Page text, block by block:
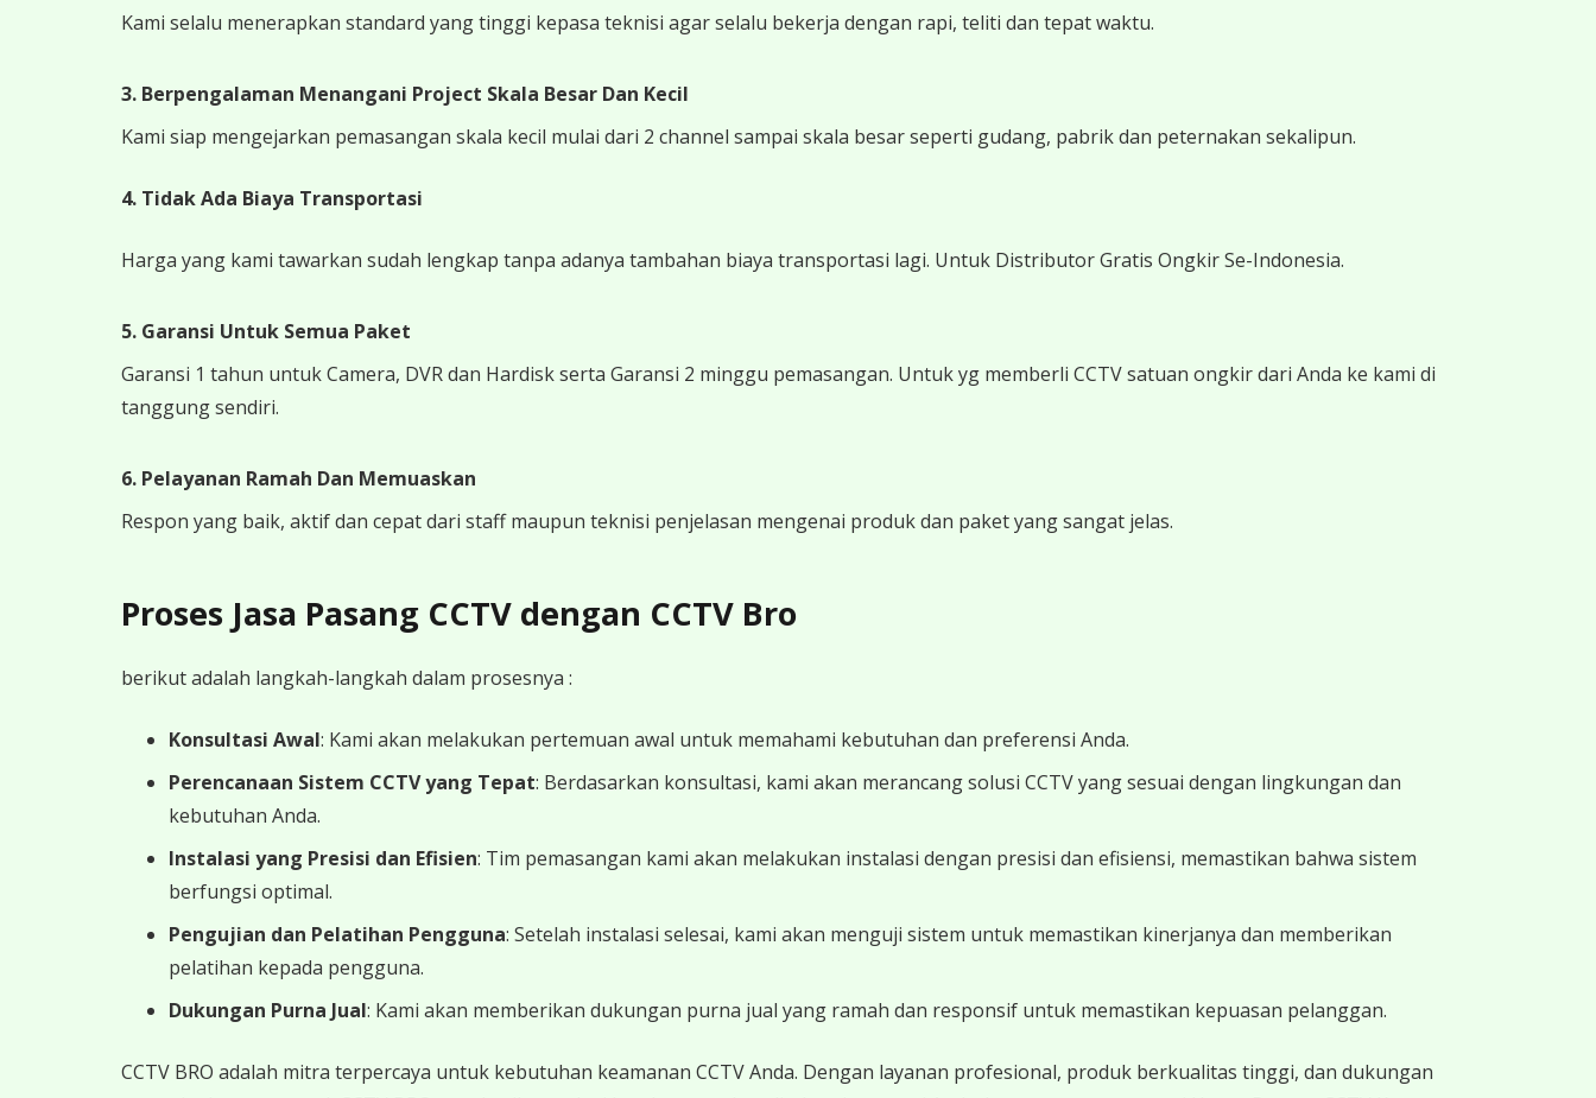
Kami selalu menerapkan standard yang tinggi kepasa teknisi agar selalu bekerja dengan rapi, teliti dan tepat waktu.
3. Berpengalaman Menangani Project Skala Besar Dan Kecil
Kami siap mengejarkan pemasangan skala kecil mulai dari 2 channel sampai skala besar seperti gudang, pabrik dan peternakan sekalipun.
4. Tidak Ada Biaya Transportasi
Harga yang kami tawarkan sudah lengkap tanpa adanya tambahan biaya transportasi lagi. Untuk Distributor Gratis Ongkir Se-Indonesia.
5. Garansi Untuk Semua Paket
Garansi 1 tahun untuk Camera, DVR dan Hardisk serta Garansi 2 minggu pemasangan. Untuk yg memberli CCTV satuan ongkir dari Anda ke kami di
tanggung sendiri.
6. Pelayanan Ramah Dan Memuaskan
Respon yang baik, aktif dan cepat dari staff maupun teknisi penjelasan mengenai produk dan paket yang sangat jelas.
Proses Jasa Pasang CCTV dengan CCTV Bro
berikut adalah langkah-langkah dalam prosesnya :
Konsultasi Awal: Kami akan melakukan pertemuan awal untuk memahami kebutuhan dan preferensi Anda.
Perencanaan Sistem CCTV yang Tepat: Berdasarkan konsultasi, kami akan merancang solusi CCTV yang sesuai dengan lingkungan dan
kebutuhan Anda.
Instalasi yang Presisi dan Efisien: Tim pemasangan kami akan melakukan instalasi dengan presisi dan efisiensi, memastikan bahwa sistem
berfungsi optimal.
Pengujian dan Pelatihan Pengguna: Setelah instalasi selesai, kami akan menguji sistem untuk memastikan kinerjanya dan memberikan
pelatihan kepada pengguna.
Dukungan Purna Jual: Kami akan memberikan dukungan purna jual yang ramah dan responsif untuk memastikan kepuasan pelanggan.
CCTV BRO adalah mitra terpercaya untuk kebutuhan keamanan CCTV Anda. Dengan layanan profesional, produk berkualitas tinggi, dan dukungan